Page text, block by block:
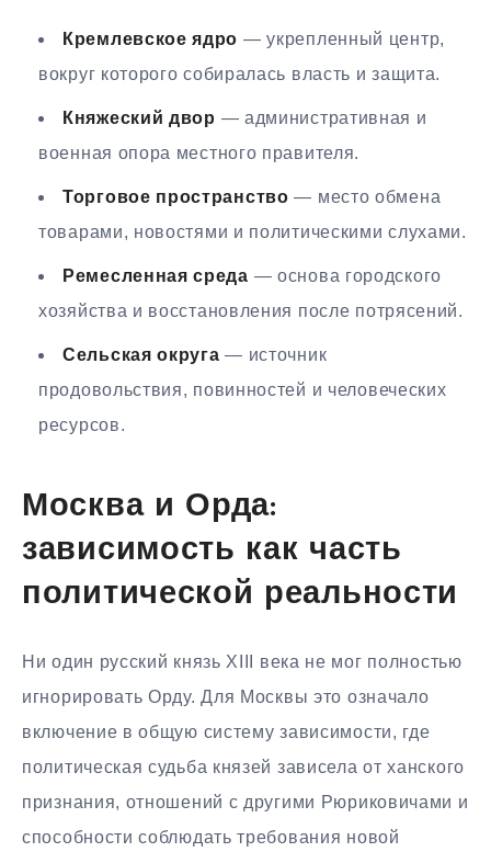
Кремлевское ядро — укрепленный центр,
вокруг которого собиралась власть и защита.
Княжеский двор — административная и
военная опора местного правителя.
Торговое пространство — место обмена
товарами, новостями и политическими слухами.
Ремесленная среда — основа городского
хозяйства и восстановления после потрясений.
Сельская округа — источник
продовольствия, повинностей и человеческих
ресурсов.
Москва и Орда:
зависимость как часть
политической реальности
Ни один русский князь XIII века не мог полностью
игнорировать Орду. Для Москвы это означало
включение в общую систему зависимости, где
политическая судьба князей зависела от ханского
признания, отношений с другими Рюриковичами и
способности соблюдать требования новой